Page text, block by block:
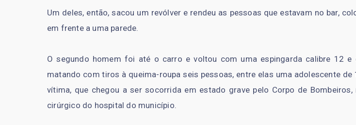
Um deles, então, sacou um revólver e rendeu as pessoas que estavam no bar,
em frente a uma parede.
O segundo homem foi até o carro e voltou com uma espingarda calibre 12 e
matando com tiros à queima-roupa seis pessoas, entre elas uma adolescente de
vítima, que chegou a ser socorrida em estado grave pelo Corpo de
cirúrgico do hospital do município.